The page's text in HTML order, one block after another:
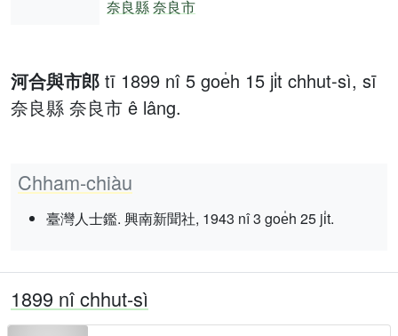
河合與市郎 tī 1899 nî 5 goe̍h 15 ji̍t chhut-sì, sī
奈良縣 奈良市 ê lâng.
Chham-chiàu
臺灣人士鑑. 興南新聞社, 1943 nî 3 goe̍h 25 ji̍t.
奈良縣奈良市
1899 nî chhut-sì